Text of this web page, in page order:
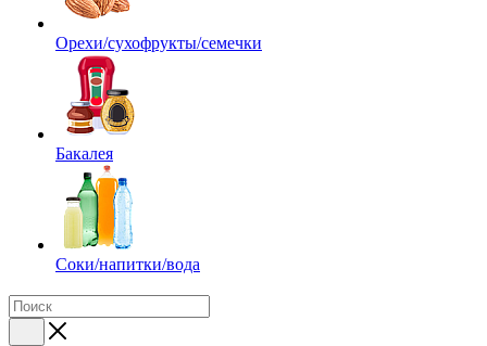
Орехи/сухофрукты/семечки
Бакалея
Соки/напитки/вода